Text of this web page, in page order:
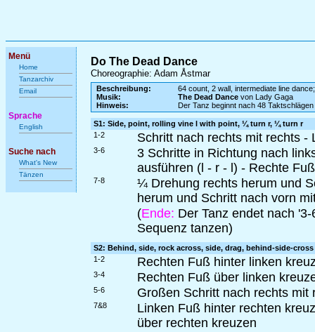
Menü
Home
Tanzarchiv
Email
Sprache
English
Suche nach
What's New
Tänzen
Do The Dead Dance
Choreographie: Adam Åstmar
Beschreibung:
64 count, 2 wall, intermediate line
Musik:
The Dead Dancevon Lady Gaga
Hinweis:
Der Tanz beginnt nach 48 Taktschlägen
S1: Side, point, rolling vine l with point, ¼ turn r, ¼ turn r
1-2
Schritt nach rechts mit rechts -
3-6
3 Schritte in Richtung nach
ausführen (l - r - l) - Rechte
7-8
¼ Drehung rechts herum und
herum und Schritt nach vorn
(Ende: Der Tanz endet nach
Sequenz tanzen)
S2: Behind, side, rock across, side, drag, behind-side-cross
1-2
Rechten Fuß hinter linken
3-4 Rechten Fuß über linken
5-6 Großen Schritt nach rechts
7&8
Linken Fuß hinter rechten
über rechten kreuzen